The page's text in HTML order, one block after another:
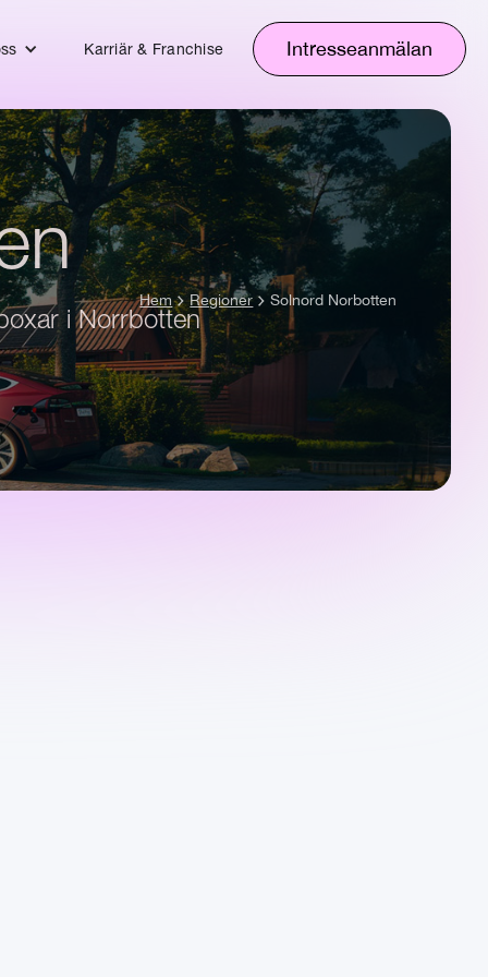
Karriär & Franchise Intresseanmälan
i Norrbotten
Hem Regioner Solnord Norbotten